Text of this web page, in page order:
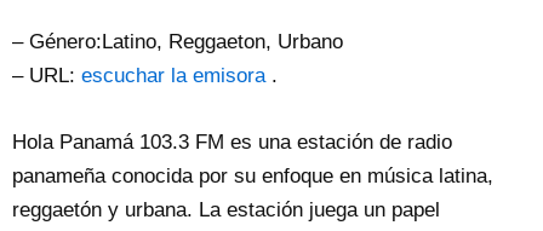
– Género:Latino, Reggaeton, Urbano
– URL: escuchar la emisora.
Hola Panamá 103.3 FM es una estación de radio
panameña conocida por su enfoque en música latina,
reggaetón y urbana. La estación juega un papel